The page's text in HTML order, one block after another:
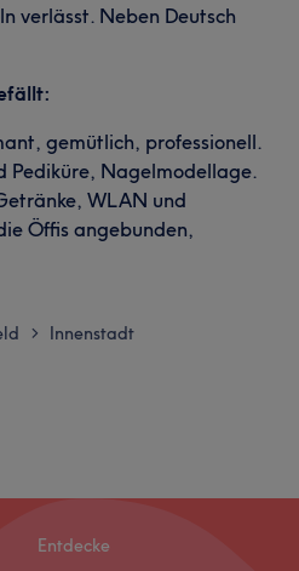
verlässt. Neben Deutsch
gemütlich, professionell.
Pediküre, Nagelmodellage.
WLAN und
Öffis angebunden,
> Innenstadt
Entdecke